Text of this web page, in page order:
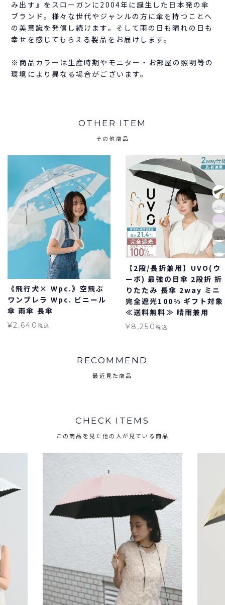
み出す』をスローガンに2004年に誕生した日本発の傘
ブランド。様々な世代やジャンルの方に傘を持つことへ
の美意識を発信し続けます。そして雨の日も晴れの日も
幸せを感じてもらえる製品をお届けします。
※商品カラーは生産時期やモニター・お部屋の照明等の
環境により異なる場合がございます。
OTHER ITEM
その他商品
《飛行犬× Wpc.》空飛ぶ
ワンブレラ Wpc. ビニール
傘 雨傘 長傘
¥2,640 税込
【2段/長折兼用】UVO(ウ
ーボ) 最強の日傘 2段折 折
りたたみ 長傘 2way ミニ
完全遮光100% ギフト対象
≪送料無料≫ 晴雨兼用
¥8,250 税込
RECOMMEND
最近見た商品
CHECK ITEMS
この商品を見た他の人が見ている商品